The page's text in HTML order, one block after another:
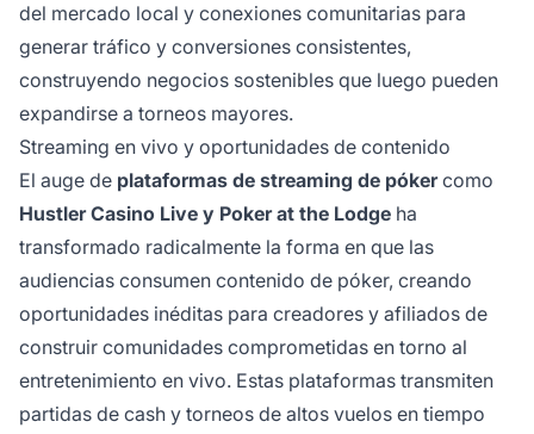
del mercado local y conexiones comunitarias para
generar tráfico y conversiones consistentes,
construyendo negocios sostenibles que luego pueden
expandirse a torneos mayores.
Streaming en vivo y oportunidades de contenido
El auge de plataformas de streaming de pókercomo
Hustler Casino Live y Poker at the Lodge ha
transformado radicalmente la forma en que las
audiencias consumen contenido de póker, creando
oportunidades inéditas para creadores y afiliados de
construir comunidades comprometidas en torno al
entretenimiento en vivo. Estas plataformas transmiten
partidas de cash y torneos de altos vuelos en tiempo